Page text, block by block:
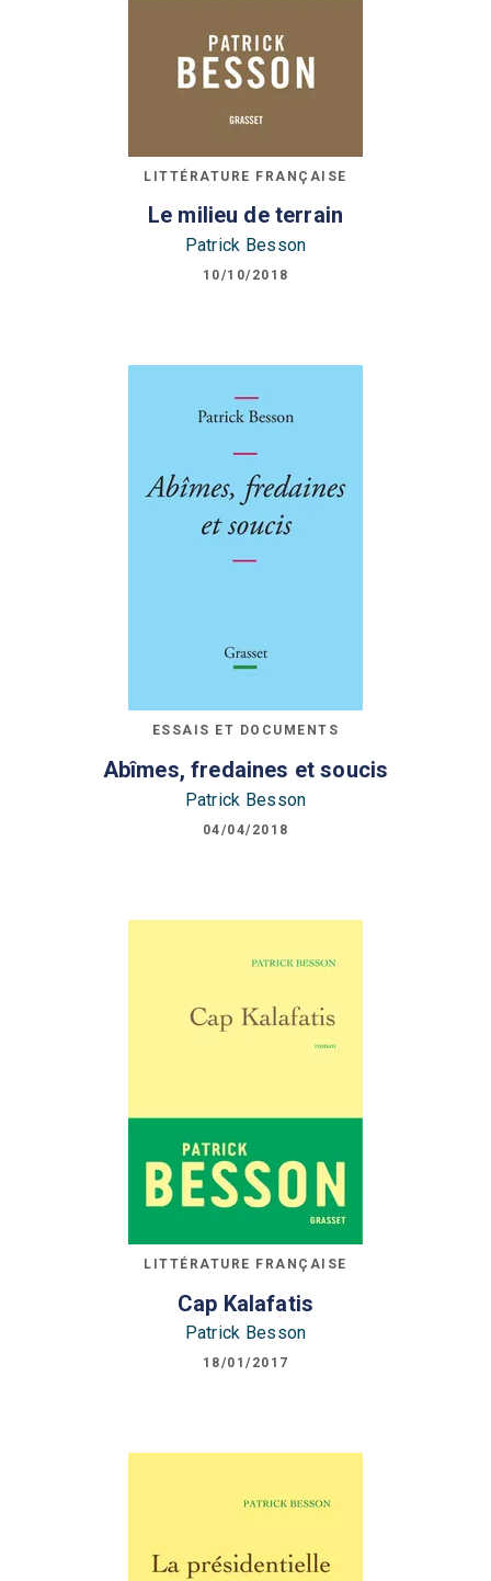
LITTÉRATURE FRANÇAISE
Le milieu de terrain
Patrick Besson
10/10/2018
ESSAIS ET DOCUMENTS
Abîmes, fredaines et soucis
Patrick Besson
04/04/2018
LITTÉRATURE FRANÇAISE
Cap Kalafatis
Patrick Besson
18/01/2017